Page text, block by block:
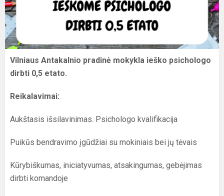
Vilniaus Antakalnio pradinė mokykla ieško psichologo
dirbti 0,5 etato.
Reikalavimai:
Aukštasis išsilavinimas. Psichologo kvalifikacija
Puikūs bendravimo įgūdžiai su mokiniais bei jų tėvais
Kūrybiškumas, iniciatyvumas, atsakingumas, gebėjimas
dirbti komandoje